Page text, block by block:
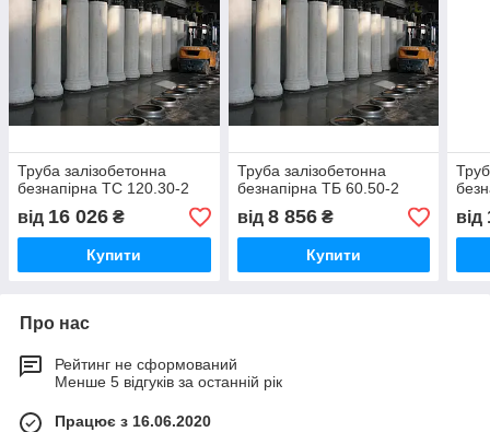
Труба залізобетонна
безнапірна ТС 120.30-2
від 16 026 ₴
Купити
Труба залізобетонна
безнапірна ТБ 60.50-2
від 8 856₴
Купити
від
Про нас
Рейтинг не сформований
Менше 5 відгуків за останній рік
Працює з 16.06.2020